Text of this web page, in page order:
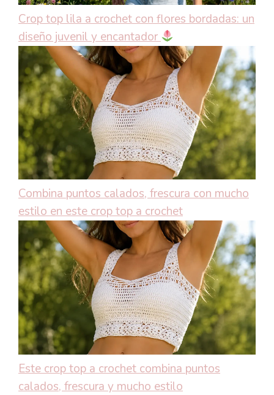
Crop top lila a crochet con flores bordadas: un
diseño juvenil y encantador
Combina puntos calados, frescura con mucho
estilo en este crop top a crochet
Este crop top a crochet combina puntos
calados, frescura y mucho estilo